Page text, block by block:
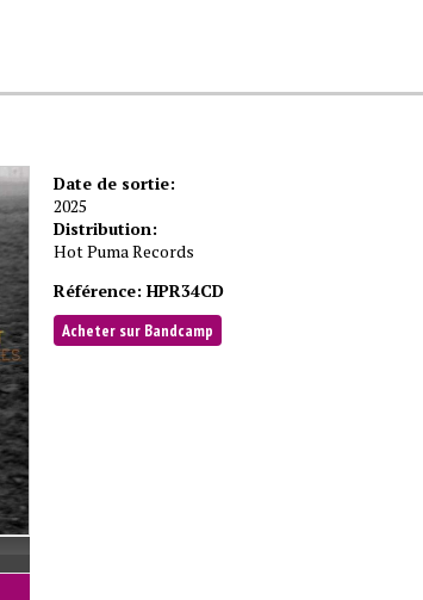
Date de sortie:
2025
Distribution:
Hot Puma Records
Référence: HPR34CD
Acheter sur Bandcamp